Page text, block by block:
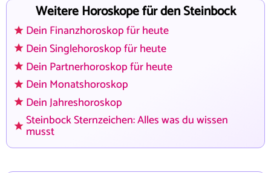
Weitere Horoskope für den Steinbock
Dein Finanzhoroskop für heute
Dein Singlehoroskop für heute
Dein Partnerhoroskop für heute
Dein Monatshoroskop
Dein Jahreshoroskop
Steinbock Sternzeichen: Alles was du wissen
musst